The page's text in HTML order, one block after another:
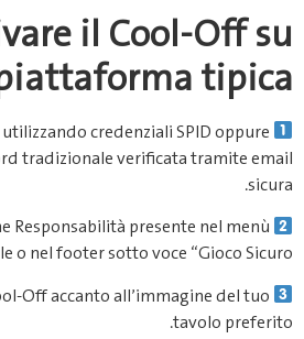
il Cool‑Off su
tipica
credenziali SPID oppure
tradizionale verificata tramite email
sicura.
Responsabilità presente nel menù
o nel footer sotto voce “Gioco Sicuro”.
accanto all’immagine del tuo
tavolo preferito.